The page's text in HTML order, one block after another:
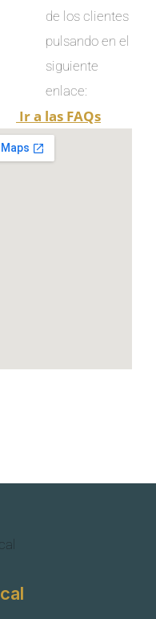
de los clientes
pulsando en el
siguiente
enlace:
Ir a las FAQs